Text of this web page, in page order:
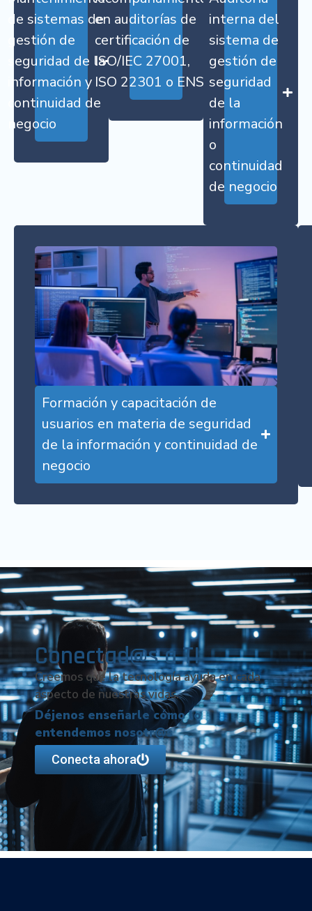
de sistemas de
gestión de
seguridad de la
información y
continuidad de
negocio
en auditorías de
certificación de
ISO/IEC 27001,
ISO 22301 o ENS
interna del
sistema de
gestión de
seguridad
de la
información
o
continuidad
de negocio
Formación y capacitación de
usuarios en materia de seguridad
de la información y continuidad de
negocio
Conectad@s a TI
Creemos que la tecnología ayuda en cada
aspecto de nuestras vidas.
Déjenos enseñarle cómo lo
entendemos nosotr@s
Conecta ahora